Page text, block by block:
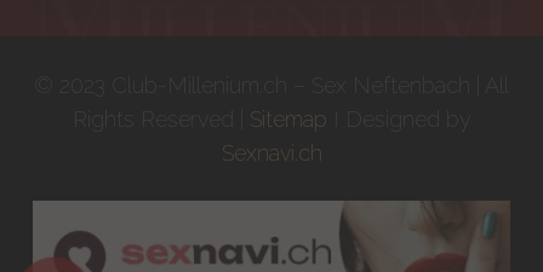
Sitemap
Sexnavi.ch